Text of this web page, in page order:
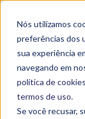
Nós utilizamos
preferências dos
sua experiência
navegando em
política de cookies
termos de uso.
Se você recusar,